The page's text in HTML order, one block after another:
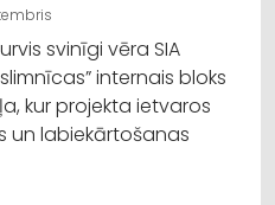
svinīgi vēra SIA
internais bloks
kur projekta ietvaros
un labiekārtošanas